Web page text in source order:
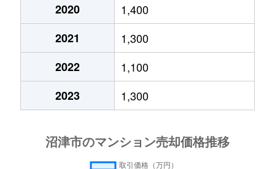
常盤町
830万円 沼津
常盤町
800万円 沼津
1,300万円 沼津
本田町
2,800万円 沼津
2020
1,400
2021
1,300
2022
1,100
2023
1,300